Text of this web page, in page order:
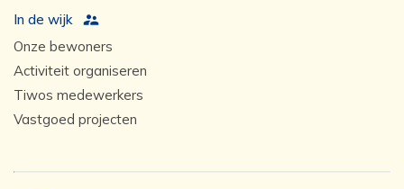
In de wijk
Onze bewoners
Activiteit organiseren
Tiwos medewerkers
Vastgoed projecten